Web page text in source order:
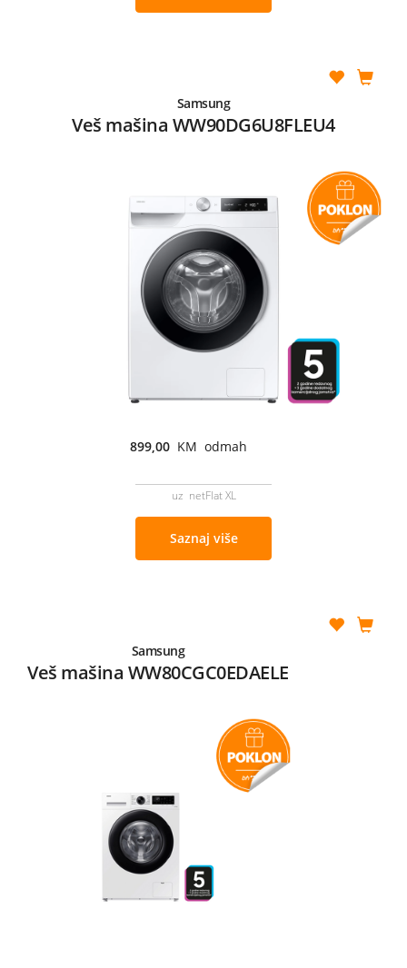
Samsung
Veš mašina WW90DG6U8FLEU4
899,00 KM odmah
uz netFlat XL
Saznaj više
Samsung
Veš mašina WW80CGC0EDAELE